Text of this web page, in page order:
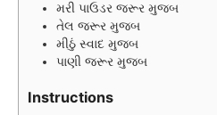
મરી પાઉડર જરૂર મુજબ
તેલ જરૂર મુજબ
મીઠું સ્વાદ મુજબ
પાણી જરૂર મુજબ
Instructions